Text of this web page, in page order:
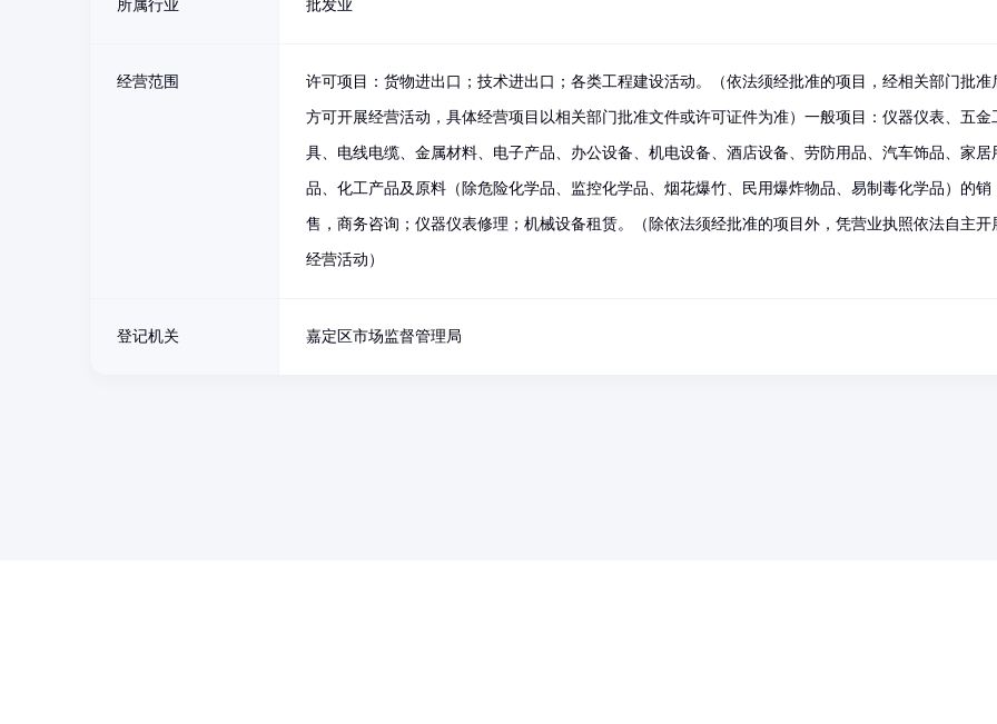
所属行业 批发业
经营范围 许可项目：货物进出口；技术进出口；各类工程建设活动。（依法须经批准的项目，经相关部门批准
方可开展经营活动，具体经营项目以相关部门批准文件或许可证件为准）一般项目：仪器仪表、五金
具、电线电缆、金属材料、电子产品、办公设备、机电设备、酒店设备、劳防用品、汽车饰品、家居
品、化工产品及原料（除危险化学品、监控化学品、烟花爆竹、民用爆炸物品、易制毒化学品）的销
售，商务咨询；仪器仪表修理；机械设备租赁。（除依法须经批准的项目外，凭营业执照依法自主开
经营活动）
登记机关 嘉定区市场监督管理局